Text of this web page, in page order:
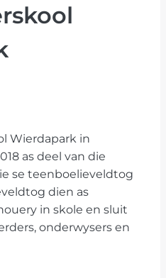
Wierdapark in
as deel van die
se teenboelieveldtog
dien as
in skole en sluit
onderwysers en